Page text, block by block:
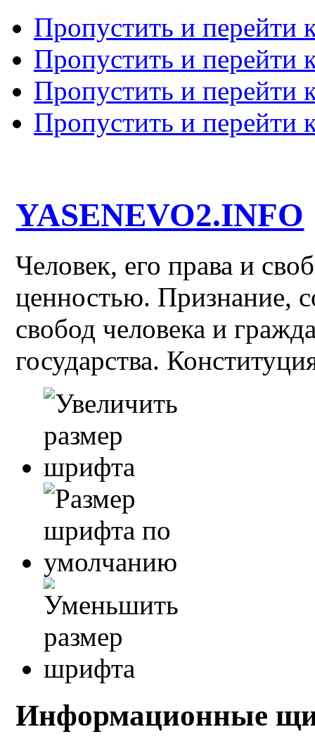
Пропустить и перейти
Пропустить и перейти
Пропустить и перейти
Пропустить и перейти
YASENEVO2.INFO
Человек, его права и
ценностью. Признание,
свобод человека и
государства.
Информационные